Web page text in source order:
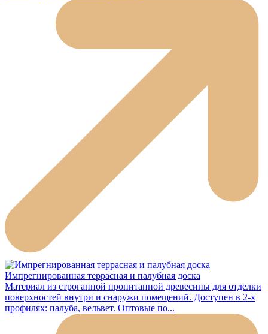
Импрегнированная террасная и палубная доска
Материал из строганной пропитанной древесины для отделки
поверхностей внутри и снаружи помещений. Доступен в 2-х
профилях: палуба, вельвет. Оптовые по...